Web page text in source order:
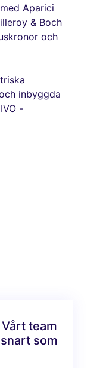
Aparici
& Boch
och
inbyggda
-
team
som